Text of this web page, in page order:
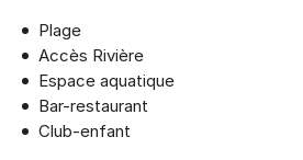
Plage
Accès Rivière
Espace aquatique
Bar-restaurant
Club-enfant